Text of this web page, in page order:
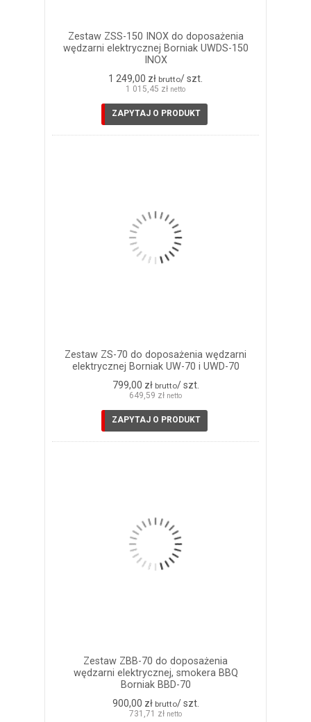
Zestaw ZSS-150 INOX do doposażenia
wędzarni elektrycznej Borniak UWDS-150
INOX
1 249,00 zł brutto/ szt.
1 015,45 zł netto
ZAPYTAJ O PRODUKT
Zestaw ZS-70 do doposażenia wędzarni
elektrycznej Borniak UW-70 i UWD-70
799,00 zł brutto/ szt.
649,59 zł netto
ZAPYTAJ O PRODUKT
Zestaw ZBB-70 do doposażenia
wędzarni elektrycznej, smokera BBQ
Borniak BBD-70
900,00 zł brutto/ szt.
731,71 zł netto